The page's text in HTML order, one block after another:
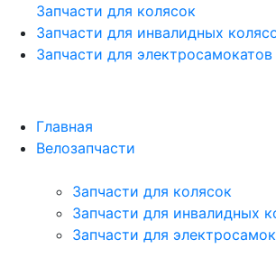
Запчасти для колясок
Запчасти для инвалидных
Запчасти для электросамокатов
Главная
Велозапчасти
Запчасти для колясок
Запчасти для инвалидных
Запчасти для